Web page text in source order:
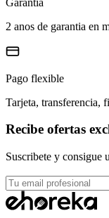
2 anos de garantia en
Pago flexible
Tarjeta, transferencia,
Recibe ofertas
Suscribete y consigue